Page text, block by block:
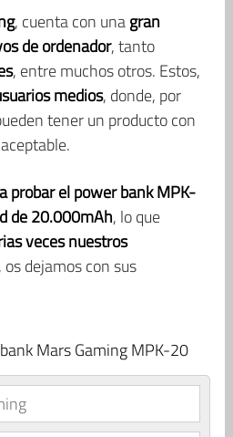
, cuenta con unagran
de ordenador, tanto
, entre muchos otros. Estos,
medios, donde, por
tener un producto con
probar el power bank MPK-
de 20.000mAh, lo que
veces nuestros
os dejamos con sus
Mars Gaming MPK-20